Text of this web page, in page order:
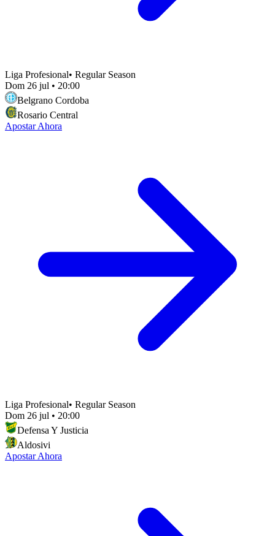
Liga Profesional• Regular Season
Dom 26 jul • 20:00
Belgrano Cordoba
Rosario Central
Apostar Ahora
Liga Profesional• Regular Season
Dom 26 jul • 20:00
Defensa Y Justicia
Aldosivi
Apostar Ahora